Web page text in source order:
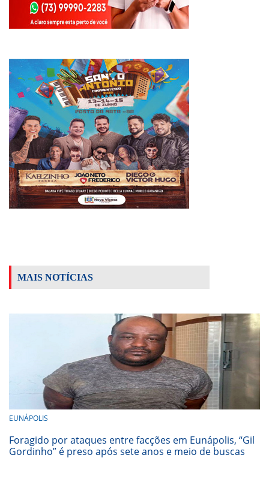
MAIS NOTÍCIAS
EUNÁPOLIS
Foragido por ataques entre facções em Eunápolis, “Gil
Gordinho” é preso após sete anos e meio de buscas